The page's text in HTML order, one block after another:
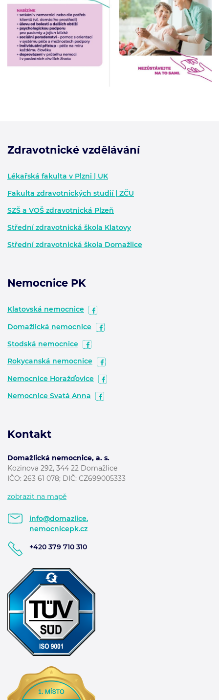
Zdravotnické vzdělávání
Lékařská fakulta v Plzni | UK
Fakulta zdravotnických studií | ZČU
SZŠ a VOŠ zdravotnická Plzeň
Střední zdravotnická škola Klatovy
Střední zdravotnická škola Domažlice
Nemocnice PK
Klatovská nemocnice
Domažlická nemocnice
Stodská nemocnice
Rokycanská nemocnice
Nemocnice Horažďovice
Nemocnice Svatá Anna
Kontakt
Domažlická nemocnice, a. s.
Kozinova 292, 344 22 Domažlice
IČO: 263 61 078; DIČ: CZ699005333
zobrazit na mapě
info@domazlice.
nemocnicepk.cz
+420 379 710 310